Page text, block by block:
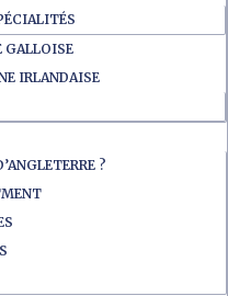
GALLOISE
IRLANDAISE
?